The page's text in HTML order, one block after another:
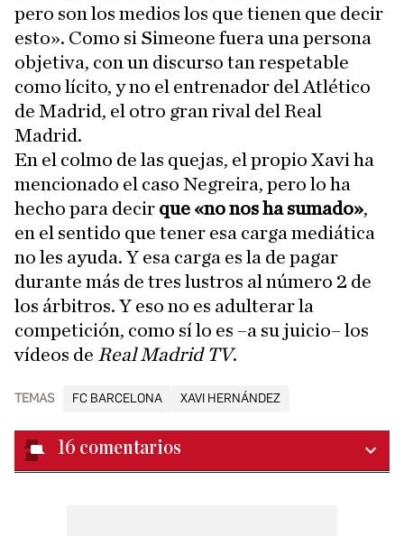
pero son los medios los que tienen que decir
esto». Como si Simeone fuera una persona
objetiva, con un discurso tan respetable
como lícito, y no el entrenador del Atlético
de Madrid, el otro gran rival del Real
Madrid.
En el colmo de las quejas, el propio Xavi ha
mencionado el caso Negreira, pero lo ha
hecho para decir que «no nos ha sumado»,
en el sentido que tener esa carga mediática
no les ayuda. Y esa carga es la de pagar
durante más de tres lustros al número 2 de
los árbitros. Y eso no es adulterar la
competición, como sí lo es –a su juicio– los
vídeos de Real Madrid TV.
TEMAS FC BARCELONA XAVI HERNÁNDEZ
16 comentarios